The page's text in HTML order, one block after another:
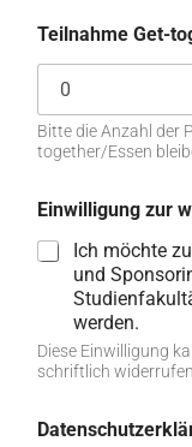
Teilnahme Get-
Bitte die Anzahl der
together/Essen
Einwilligung zur
Ich möchte
und
werden.
Diese Einwilligung
schriftlich